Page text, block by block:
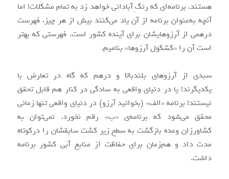
هستند. برنامه‌ای که رنگِ آبادانی خواهد زد به تمام مشکلات! اما
آنچه به‌عنوان برنامه از آن یاد می‌کنند بیش از هر چیز، فهرست
درهمی از آرزوهایشان برای آینده‌ کشور است. فهرستی که بهتر
است آن ‌را «کشکول آرزوها» بنامیم.
سبدی از آرزوهای بلندبالا و درهم که گاه در تعارض با
یکدیگرند! یا در دنیای واقعی به سادگی در کنار هم قابل تحقق
نیستند! برنامه‌ «الف» (بخوانید آرزو) در دنیای واقعی تنها زمانی
محقق می‌شود که برنامه‌ی «ب» رقم نخورد. نمی‌توان به
کشاورزان وعده بازگشت به سطح زیر کشت سابقشان را درکوتاه
مدت داد و هم‌زمان برای حفاظت از منابع آبی کشور برنامه
داشت.